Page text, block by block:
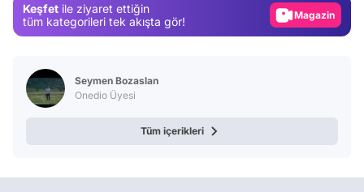
Keşfet ile ziyaret ettiğin
tüm kategorileri tek akışta gör!
Video
Seymen Bozaslan
Onedio Üyesi
Tüm içerikleri